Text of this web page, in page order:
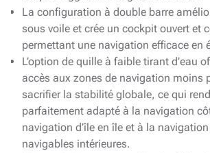
La configuration à double barre
sous voile et crée un cockpit ouvert et
permettant une navigation efficace en
L’option de quille à faible tirant d’eau
accès aux zones de navigation moins
sacrifier la stabilité globale, ce qui rend
parfaitement adapté à la navigation
navigation d’île en île et à la
navigables intérieures.